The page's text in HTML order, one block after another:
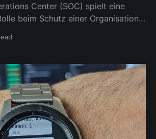
Center (SOC) spielt eine
beim Schutz einer Organisation
sind äußerst vorteilhaft aus
von Abläufen und Prozessen im
Dies sorgt dafür, dass
Anweisungen haben,